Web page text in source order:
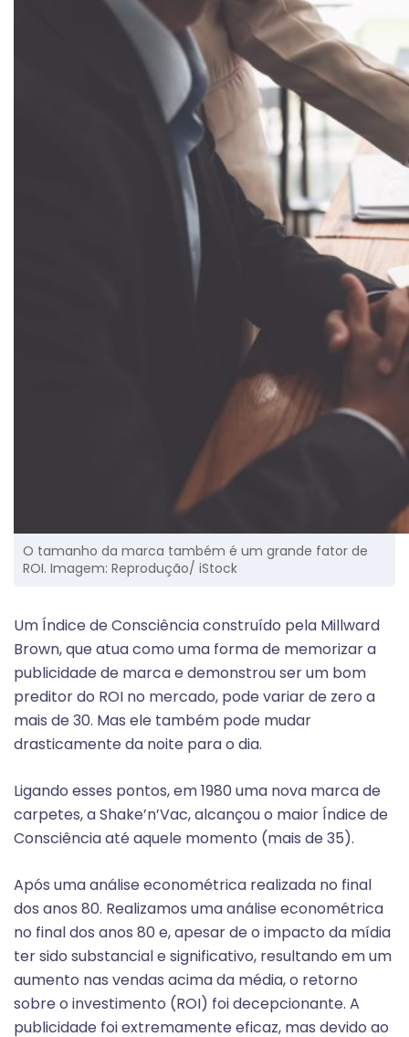
O tamanho da marca também é um grande fator de
ROI. Imagem: Reprodução/ iStock
Um Índice de Consciência construído pela Millward
Brown, que atua como uma forma de memorizar a
publicidade de marca e demonstrou ser um bom
preditor do ROI no mercado, pode variar de zero a
mais de 30. Mas ele também pode mudar
drasticamente da noite para o dia.
Ligando esses pontos, em 1980 uma nova marca de
carpetes, a Shake’n’Vac, alcançou o maior Índice de
Consciência até aquele momento (mais de 35).
Após uma análise econométrica realizada no final
dos anos 80. Realizamos uma análise econométrica
no final dos anos 80 e, apesar de o impacto da mídia
ter sido substancial e significativo, resultando em um
aumento nas vendas acima da média, o retorno
sobre o investimento (ROI) foi decepcionante. A
publicidade foi extremamente eficaz, mas devido ao